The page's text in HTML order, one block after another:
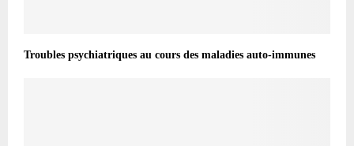
Troubles psychiatriques au cours des maladies auto-immunes